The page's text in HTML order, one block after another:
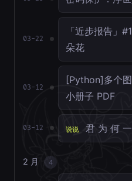
03-22
「近步报告」
朵花
03-12
[Python]多个
小册子 PDF
03-12 说说 君 为 何
2 月 4